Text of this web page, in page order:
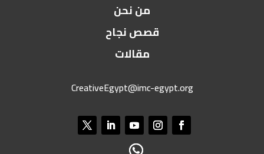
من نحن
قصص نجاح
مقالات
CreativeEgypt@imc-egypt.org